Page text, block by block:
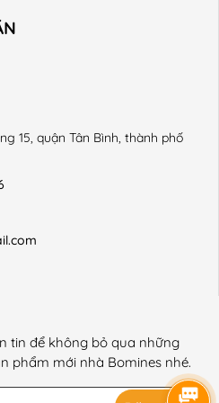
độ C. + Giặt với sản phẩm
trí.
#thoitrangtreem #begai
#dobobetrai #dobobegai
#donguchobegai
#Elsa
15, quận Tân Bình, thành phố
tin để không bỏ qua những
phẩm mới nhà Bomines nhé.